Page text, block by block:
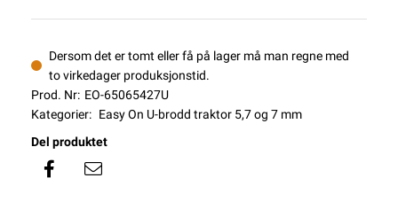
Dersom det er tomt eller få på lager må man regne med
to virkedager produksjonstid.
Prod. Nr: EO-65065427U
Kategorier: Easy On U-brodd traktor 5,7 og 7 mm
Del produktet